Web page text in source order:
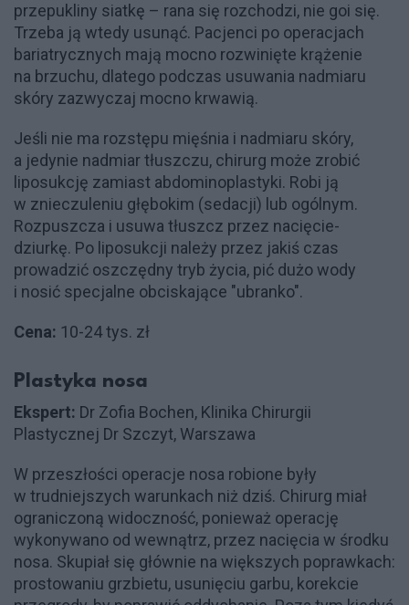
przepukliny siatkę – rana się rozchodzi, nie goi się.
Trzeba ją wtedy usunąć. Pacjenci po operacjach
bariatrycznych mają mocno rozwinięte krążenie
na brzuchu, dlatego podczas usuwania nadmiaru
skóry zazwyczaj mocno krwawią.
Jeśli nie ma rozstępu mięśnia i nadmiaru skóry,
a jedynie nadmiar tłuszczu, chirurg może zrobić
liposukcję zamiast abdominoplastyki. Robi ją
w znieczuleniu głębokim (sedacji) lub ogólnym.
Rozpuszcza i usuwa tłuszcz przez nacięcie-
dziurkę. Po liposukcji należy przez jakiś czas
prowadzić oszczędny tryb życia, pić dużo wody
i nosić specjalne obciskające "ubranko".
Cena: 10-24 tys. zł
Plastyka nosa
Ekspert: Dr Zofia Bochen, Klinika Chirurgii
Plastycznej Dr Szczyt, Warszawa
W przeszłości operacje nosa robione były
w trudniejszych warunkach niż dziś. Chirurg miał
ograniczoną widoczność, ponieważ operację
wykonywano od wewnątrz, przez nacięcia w środku
nosa. Skupiał się głównie na większych poprawkach:
prostowaniu grzbietu, usunięciu garbu, korekcie